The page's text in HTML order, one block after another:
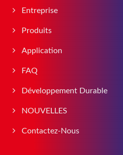
Entreprise
Produits
Application
FAQ
Développement Durable
NOUVELLES
Contactez-Nous